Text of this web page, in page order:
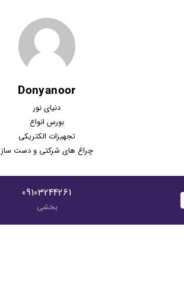
Donyanoor
دنیای نور
بورس انواع
تجهیزات الکتریکی
چراغ های شرکتی و دست ساز
09103244261
بخشی